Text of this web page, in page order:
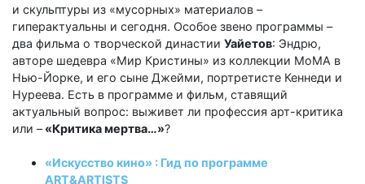
и скульптуры из «мусорных» материалов –
гиперактуальны и сегодня. Особое звено программы –
два фильма о творческой династии Уайетов: Эндрю,
авторе шедевра «Мир Кристины» из коллекции МоМА в
Нью-Йорке, и его сыне Джейми, портретисте Кеннеди и
Нуреева. Есть в программе и фильм, ставящий
актуальный вопрос: выживет ли профессия арт-критика
или –«Критика мертва…»?
«Искусство кино» : Гид по программе
ART&ARTISTS